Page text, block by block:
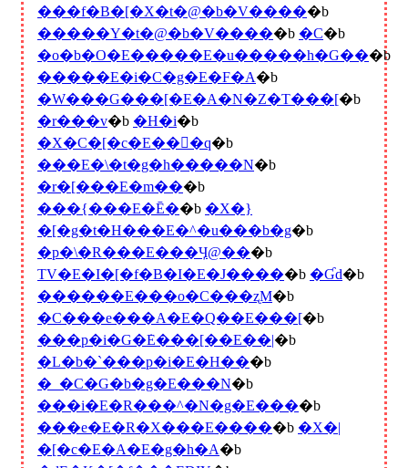
���f�B�[�X�t�@�b�V�����b
�����Y�t�@�b�V�����b �C�b
�o�b�O�E�����E�u�����h�G���b
�����E�i�C�g�E�F�A�b
�W���G���[�E�A�N�Z�T���[�b
�r���v�b �H�i�b
�X�C�[�c�E���َq�b
���E�\�t�g�h�����N�b
�r�[���E�m���b
���{���E�Ē��b �X�}
�[�g�t�H���E�^�u���b�g�b
�p�\�R���E���Ӌ@���b
TV�E�I�[�f�B�I�E�J�����b �Ɠd�b
������E���o�C���ʐM�b
�C���e���A�E�Q��E���[�b
���p�i�G�݁E���[��E��|�b
�L�b�`���p�i�E�H���b
�_�C�G�b�g�E���N�b
���i�E�R���^�N�g�E����b
���e�E�R�X���E�����b �X�|
�[�c�E�A�E�g�h�A�b